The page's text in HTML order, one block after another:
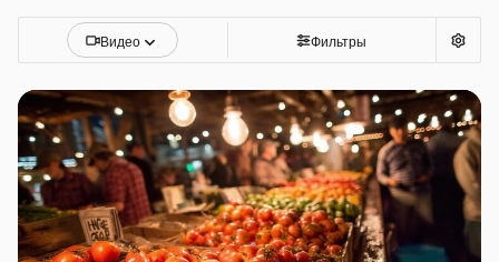
Видео Фильтры